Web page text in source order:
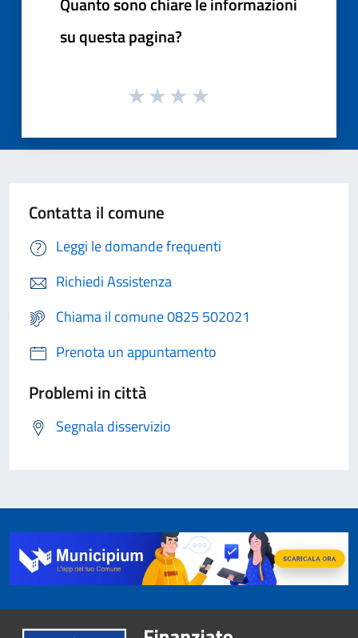
su questa pagina?
Contatta il comune
Leggi le domande frequenti
Richiedi Assistenza
Chiama il comune 0825 502021
Prenota un appuntamento
Problemi in città
Segnala disservizio